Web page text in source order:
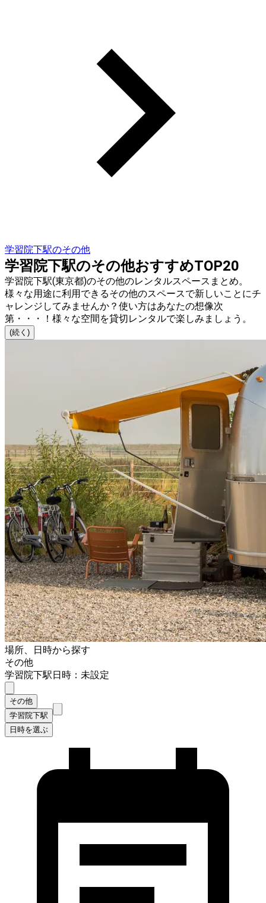
学習院下駅のその他
学習院下駅のその他おすすめTOP20
学習院下駅(東京都)のその他のレンタルスペースまとめ。
様々な用途に利用できるその他のスペースで新しいことにチ
ャレンジしてみませんか？使い方はあなたの想像次
第・・・！様々な空間を貸切レンタルで楽しみましょう。
(続く)
場所、日時から探す
その他
学習院下駅日時：未設定
その他
学習院下駅
日時を選ぶ